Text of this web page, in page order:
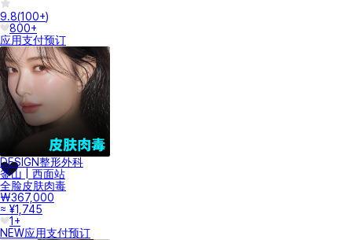
9.8(100+)
800+
应用支付预订
DESIGN整形外科
釜山 | 西面站
全脸皮肤肉毒
₩367,000
≈ ¥1,745
1+
NEW应用支付预订